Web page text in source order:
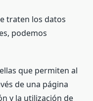
traten los datos
podemos
que permiten al
de una página
y la utilización de